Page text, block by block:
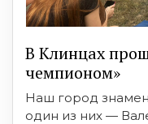
В Клинцах
чемпионом»
Наш город
один из них —